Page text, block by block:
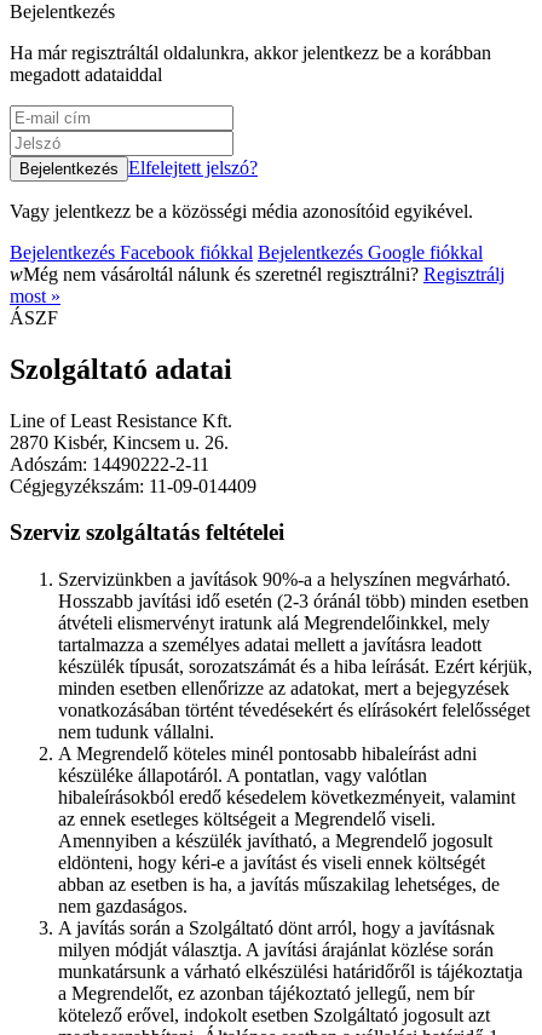
Bejelentkezés
Ha már regisztráltál oldalunkra, akkor jelentkezz be a korábban
megadott adataiddal
Elfelejtett jelszó?
Vagy jelentkezz be a közösségi média azonosítóid egyikével.
Bejelentkezés Facebook fiókkal Bejelentkezés Google fiókkal
wMég nem vásároltál nálunk és szeretnél regisztrálni? Regisztrálj
most »
ÁSZF
Szolgáltató adatai
Line of Least Resistance Kft.
2870 Kisbér, Kincsem u. 26.
Adószám: 14490222-2-11
Cégjegyzékszám: 11-09-014409
Szerviz szolgáltatás feltételei
Szervizünkben a javítások 90%-a a helyszínen megvárható.
Hosszabb javítási idő esetén (2-3 óránál több) minden esetben
átvételi elismervényt iratunk alá Megrendelőinkkel, mely
tartalmazza a személyes adatai mellett a javításra leadott
készülék típusát, sorozatszámát és a hiba leírását. Ezért kérjük,
minden esetben ellenőrizze az adatokat, mert a bejegyzések
vonatkozásában történt tévedésekért és elírásokért felelősséget
nem tudunk vállalni.
A Megrendelő köteles minél pontosabb hibaleírást adni
készüléke állapotáról. A pontatlan, vagy valótlan
hibaleírásokból eredő késedelem következményeit, valamint
az ennek esetleges költségeit a Megrendelő viseli.
Amennyiben a készülék javítható, a Megrendelő jogosult
eldönteni, hogy kéri-e a javítást és viseli ennek költségét
abban az esetben is ha, a javítás műszakilag lehetséges, de
nem gazdaságos.
A javítás során a Szolgáltató dönt arról, hogy a javításnak
milyen módját választja. A javítási árajánlat közlése során
munkatársunk a várható elkészülési határidőről is tájékoztatja
a Megrendelőt, ez azonban tájékoztató jellegű, nem bír
kötelező erővel, indokolt esetben Szolgáltató jogosult azt